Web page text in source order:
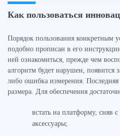
Как пользоваться
Порядок пользования конкретным
подобно прописан в его
ней ознакомиться, прежде чем
алгоритм будет нарушен, появится
либо ошибка измерения. Последняя
размера. Для обеспечения
встать на платформу, сняв
аксессуары;